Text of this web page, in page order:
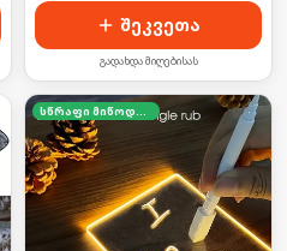
შეკვეთა
გადახდა მიღებისას
სწრაფი მიწოდება